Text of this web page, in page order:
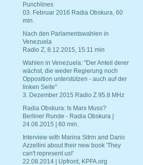
Punchlines
03. Februar 2016 Radia Obskura, 60
min.
Nach den Parlamentswahlen in
Venezuela
Radio Z, 8.12.2015, 15:11 min
Wahlen in Venezuela: "Der Anteil derer
wächst, die weder Regierung noch
Opposition unterstützen - auch auf der
linken Seite"
3. Dezember 2015 Radio Z 95.8 MHz
Radia Obskura: Is Marx Muss?
Berliner Runde - Radia Obskura |
24.06.2015 | 60 min.
Interview with Marina Sitrin and Dario
Azzellini about their new book 'They
can't represent us!'
22.08.2014 | Upfront, KPFA.org